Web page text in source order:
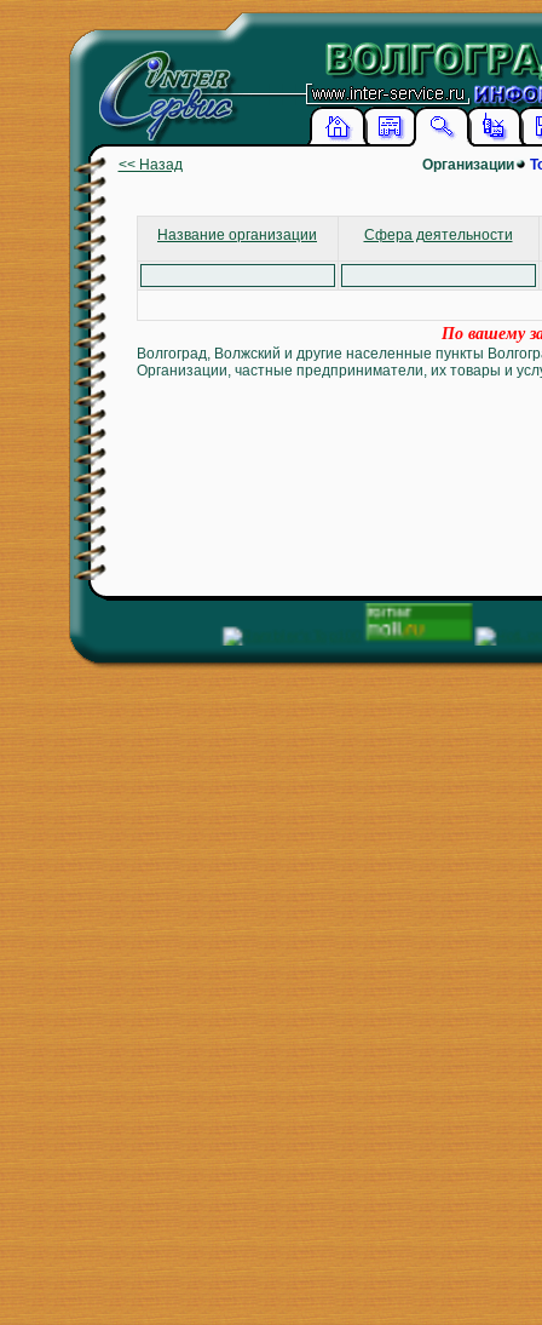
<< Назад Организации
Название организации Сфера деятельности
По вашему
Волгоград, Волжский и другие населенные пункты
Организации, частные предприниматели, их товары и